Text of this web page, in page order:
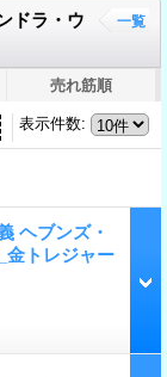
ドラ・ウ
一覧
売れ筋順
表示件数:
ヘブンズ・
金トレジャー